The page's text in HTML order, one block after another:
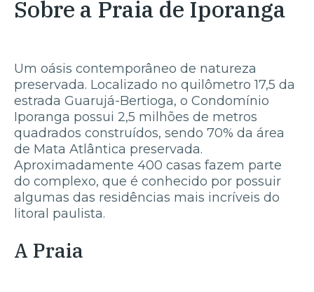
Sobre a Praia de Iporanga
Um oásis contemporâneo de natureza
preservada. Localizado no quilômetro 17,5 da
estrada Guarujá-Bertioga, o Condomínio
Iporanga possui 2,5 milhões de metros
quadrados construídos, sendo 70% da área
de Mata Atlântica preservada.
Aproximadamente 400 casas fazem parte
do complexo, que é conhecido por possuir
algumas das residências mais incríveis do
litoral paulista.
A Praia